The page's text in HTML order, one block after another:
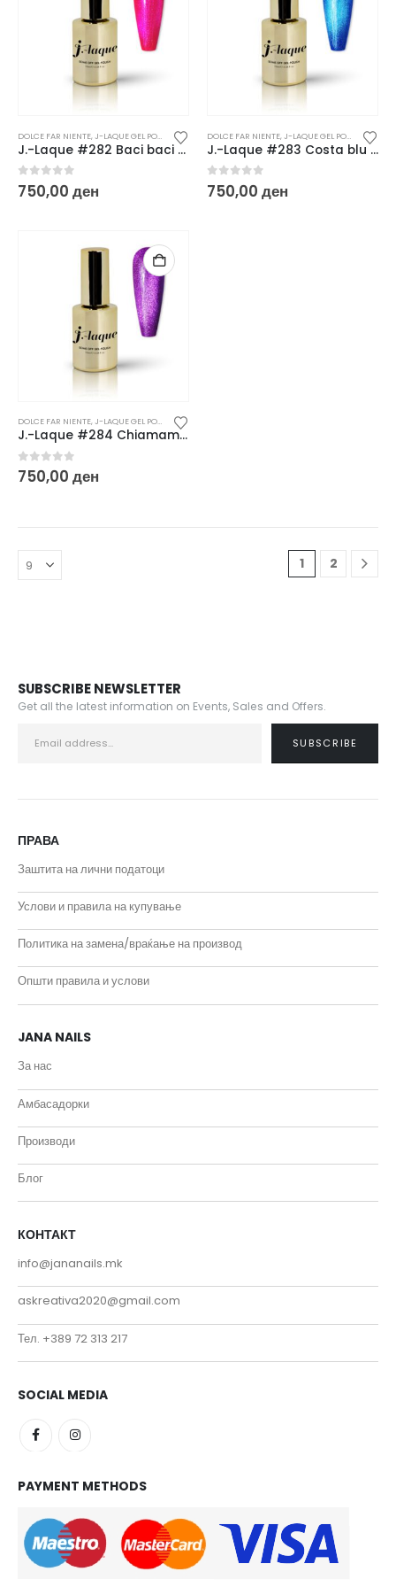
DOLCE FAR NIENTE,J-LAQUE GEL POLISH ,ГЕЛ ЛАКОВИ
J.-Laque #282 Baci baci / cat eye / – 10ml
0 out of 5
750,00 ден
DOLCE FAR NIENTE,J-LAQUE GEL POLISH ,ГЕЛ
J.-Laque #283 Costa blu / cat eye / – 10ml
0 out of 5
750,00 ден
DOLCE FAR NIENTE,J-LAQUE GEL POLISH ,ГЕЛ ЛАКОВИ
J.-Laque #284 Chiamami / cat eye / – 10ml
0 out of 5
750,00 ден
1 2
SUBSCRIBE NEWSLETTER
Get all the latest information on Events, Sales and Offers.
ПРАВА
Заштита на лични податоци
Услови и правила на купување
Политика на замена/враќање на производ
Општи правила и услови
JANA NAILS
За нас
Амбасадорки
Производи
Блог
КОНТАКТ
info@jananails.mk
askreativa2020@gmail.com
Тел. +389 72 313 217
SOCIAL MEDIA
PAYMENT METHODS